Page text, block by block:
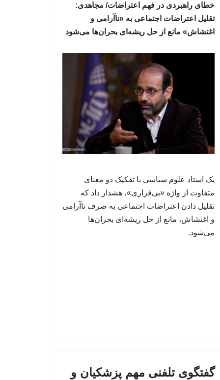
خطای راهبردی در فهم اعتراضات/ مجاهدی:
تقلیل اعتراضات اجتماعی به «ناآرامی و
اغتشاش» مانع از حل ریشه‌ای بحران‌ها می‌شود
یک استاد علوم سیاسی با تفکیک دو معنای
متفاوت از واژه «بی‌قراری»، هشدار داد که
تقلیل دادن اعتراضات اجتماعی به صرف ناآرامی
و اغتشاش، مانع از حل ریشه‌ای بحران‌ها
می‌شود.
گفتگوی تلفنی مهم پزشکیان و